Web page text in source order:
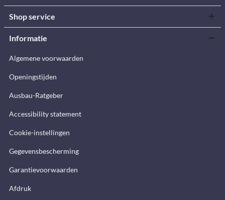
Shop service
Informatie
Algemene voorwaarden
Openingstijden
Ausbau-Ratgeber
Accessibility statement
Cookie-instellingen
Gegevensbescherming
Garantievoorwaarden
Afdruk